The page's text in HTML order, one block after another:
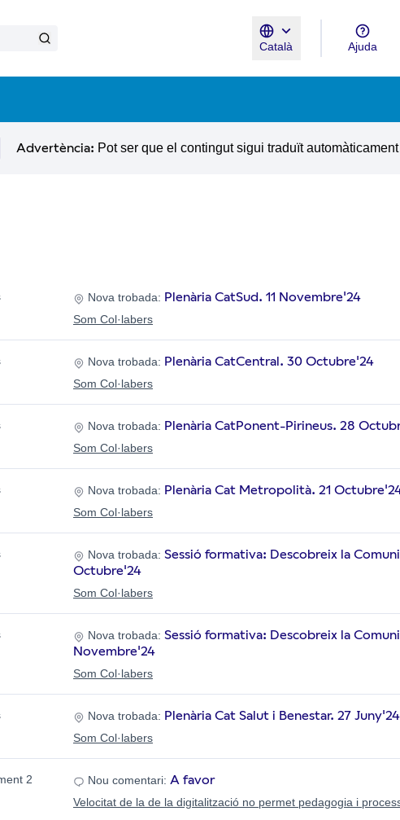
Català
Triar la llengua Choose
Ajuda
Advertència: Pot ser que el contingut sigui traduït
Nova trobada: Plenària CatSud. 11 Novembre'24
Som Col·labers
Nova trobada: Plenària CatCentral. 30 Octubre'24
Som Col·labers
Nova trobada: Plenària CatPonent-Pirineus. 28
Som Col·labers
Nova trobada: Plenària Cat Metropolità. 21
Som Col·labers
Nova trobada: Sessió formativa: Descobreix la
Octubre'24
Som Col·labers
Nova trobada: Sessió formativa: Descobreix la
Novembre'24
Som Col·labers
Nova trobada: Plenària Cat Salut i Benestar. 27 Juny'24
Som Col·labers
2
Nou comentari: A favor
Velocitat de la de la digitalització no permet pedagogia i